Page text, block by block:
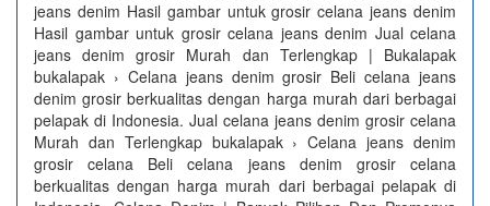
jeans denim Hasil gambar untuk grosir celana jeans denim
Hasil gambar untuk grosir celana jeans denim Jual celana
jeans denim grosir Murah dan Terlengkap | Bukalapak
bukalapak › Celana jeans denim grosir Beli celana jeans
denim grosir berkualitas dengan harga murah dari berbagai
pelapak di Indonesia. Jual celana jeans denim grosir celana
Murah dan Terlengkap bukalapak › Celana jeans denim
grosir celana Beli celana jeans denim grosir celana
berkualitas dengan harga murah dari berbagai pelapak di